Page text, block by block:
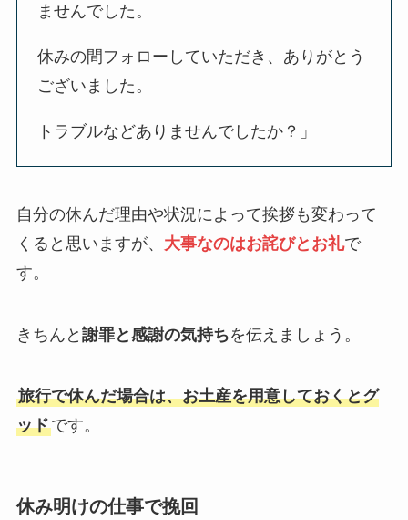
ませんでした。
休みの間フォローしていただき、ありがとう
ございました。
トラブルなどありませんでしたか？」
自分の休んだ理由や状況によって挨拶も変わって
くると思いますが、 大事なのはお詫びとお礼で
す。
きちんと 謝罪と感謝の気持ちを伝えましょう。
旅行で休んだ場合は、お土産を用意しておくとグ
ッドです。
休み明けの仕事で挽回